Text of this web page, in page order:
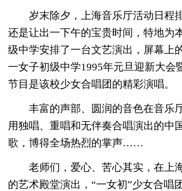
岁末除夕，上海音乐厅活动日程
还是让出一下午的宝贵时间，特地为
级中学安排了一台文艺演出，屏幕上
一女子初级中学1995年元旦迎新大会
节目是该校少女合唱团的精彩演唱。
丰富的声部、圆润的音色在音乐
用独唱、重唱和无伴奏合唱演出的中
歌，博得全场热烈的掌声……
老师们，爱心、苦心其实，在上
的艺术殿堂演出，“一女初”少女合唱